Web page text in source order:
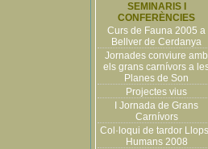
SEMINARIS I
CONFERÈNCIES
Curs de Fauna 2005 a
Bellver de Cerdanya
Jornades conviure amb
els grans carnívors a
Planes de Son
Projectes vius
I Jornada de Grans
Carnívors
Col·loqui de tardor
Humans 2008